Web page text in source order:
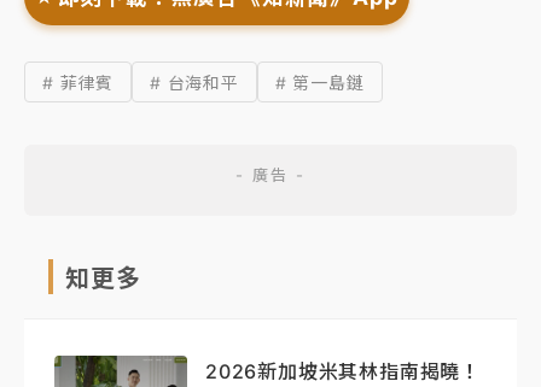
# 菲律賓 # 台海和平 # 第一島鏈
知更多
2026新加坡米其林指南揭曉！